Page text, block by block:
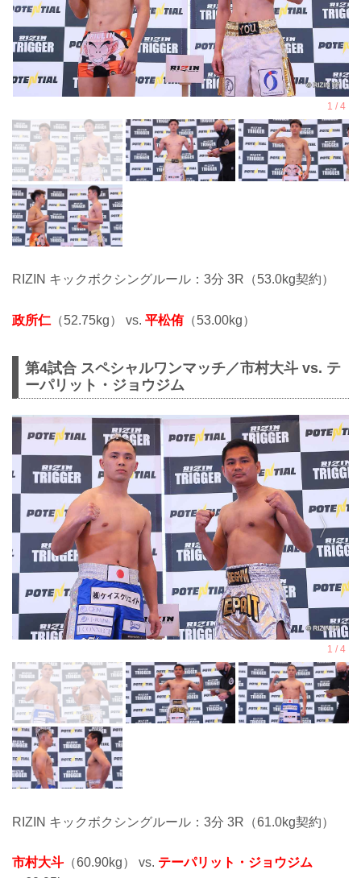
RIZIN キックボクシングルール：3分 3R（53.0kg契約）
政所仁 （52.75kg） vs. 平松侑（53.00kg）
第4試合 スペシャルワンマッチ／市村大斗 vs. テ
ーパリット・ジョウジム
RIZIN キックボクシングルール：3分 3R（61.0kg契約）
市村大斗 （60.90kg） vs. テーパリット・ジョウジム